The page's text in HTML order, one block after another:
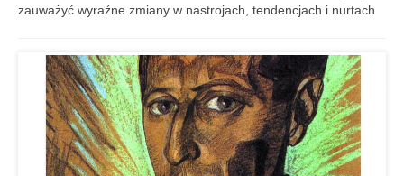
zauważyć wyraźne zmiany w nastrojach, tendencjach i nurtach